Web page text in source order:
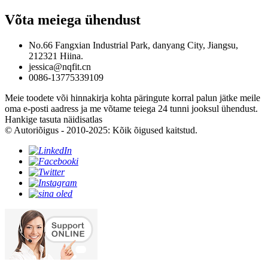
Võta meiega ühendust
No.66 Fangxian Industrial Park, danyang City, Jiangsu,
212321 Hiina.
jessica@nqfit.cn
0086-13775339109
Meie toodete või hinnakirja kohta päringute korral palun jätke meile
oma e-posti aadress ja me võtame teiega 24 tunni jooksul ühendust.
Hankige tasuta näidisatlas
© Autoriõigus - 2010-2025: Kõik õigused kaitstud.